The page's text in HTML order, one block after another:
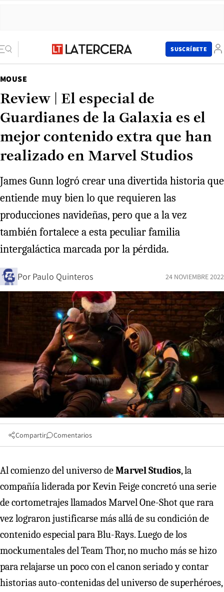
SUSCRÍBETE
MOUSE
Review | El especial de
Guardianes de la Galaxia es el
mejor contenido extra que han
realizado en Marvel Studios
James Gunn logró crear una divertida historia que
entiende muy bien lo que requieren las
producciones navideñas, pero que a la vez
también fortalece a esta peculiar familia
intergaláctica marcada por la pérdida.
Por Paulo Quinteros 24 NOVIEMBRE 2022
Compartir Comentarios
Al comienzo del universo deMarvel Studios, la
compañía liderada por Kevin Feige concretó una serie
de cortometrajes llamados Marvel One-Shot que rara
vez lograron justificarse más allá de su condición de
contenido especial para Blu-Rays. Luego de los
mockumentales del Team Thor, no mucho más se hizo
para relajarse un poco con el canon seriado y contar
historias auto-contenidas del universo de superhéroes,